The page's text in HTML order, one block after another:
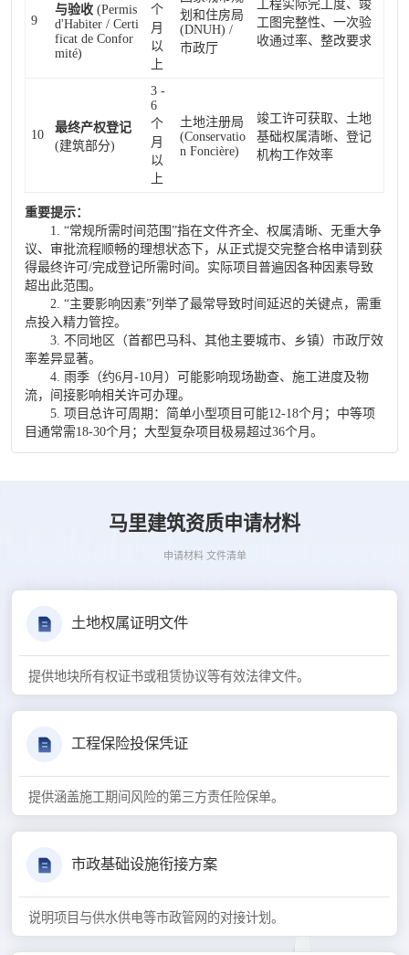
9
与验收 (Permis
d'Habiter / Certi
ficat de Confor
mité)
个
月
以
上
划和住房局
(DNUH) /
市政厅
工程实际完工度、竣
工图完整性、一次验
收通过率、整改要求
10
最终产权登记
(建筑部分)
3 -
6
个
月
以
上
土地注册局
(Conservatio
n Foncière)
竣工许可获取、土地
基础权属清晰、登记
机构工作效率
重要提示：
1. “常规所需时间范围”指在文件齐全、权属清晰、无重大争
议、审批流程顺畅的理想状态下，从正式提交完整合格申请到获
得最终许可/完成登记所需时间。实际项目普遍因各种因素导致
超出此范围。
2. “主要影响因素”列举了最常导致时间延迟的关键点，需重
点投入精力管控。
3. 不同地区（首都巴马科、其他主要城市、乡镇）市政厅效
率差异显著。
4. 雨季（约6月-10月）可能影响现场勘查、施工进度及物
流，间接影响相关许可办理。
5. 项目总许可周期：简单小型项目可能12-18个月；中等项
目通常需18-30个月；大型复杂项目极易超过36个月。
马里建筑资质申请材料
申请材料 文件清单
土地权属证明文件
提供地块所有权证书或租赁协议等有效法律文件。
工程保险投保凭证
提供涵盖施工期间风险的第三方责任险保单。
市政基础设施衔接方案
说明项目与供水供电等市政管网的对接计划。